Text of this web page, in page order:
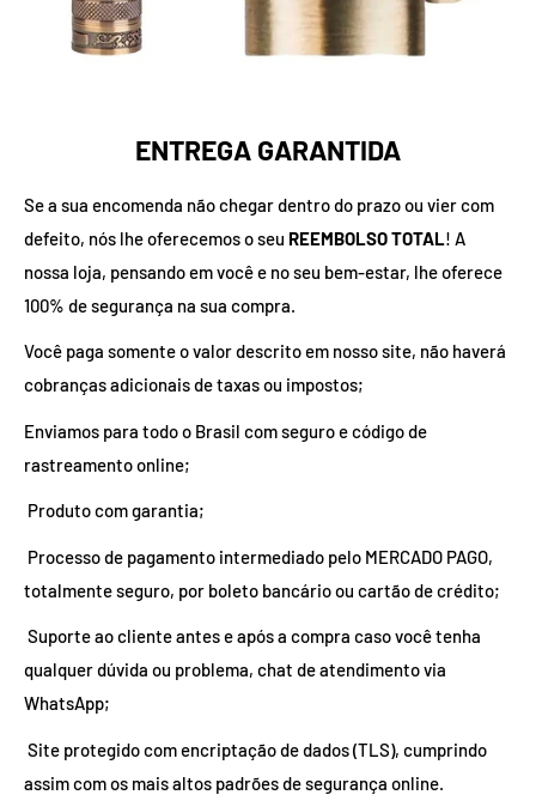
ENTREGA GARANTIDA
Se a sua encomenda não chegar dentro do prazo ou vier com
defeito, nós lhe oferecemos o seu REEMBOLSO TOTAL ! A
nossa loja, pensando em você e no seu bem-estar, lhe oferece
100% de segurança na sua compra.
Você paga somente o valor descrito em nosso site, não haverá
cobranças adicionais de taxas ou impostos;
Enviamos para todo o Brasil com seguro e código de
rastreamento online;
Produto com garantia;
Processo de pagamento intermediado pelo MERCADO PAGO,
totalmente seguro, por boleto bancário ou cartão de crédito;
Suporte ao cliente antes e após a compra caso você tenha
qualquer dúvida ou problema, chat de atendimento via
WhatsApp;
Site protegido com encriptação de dados (TLS), cumprindo
assim com os mais altos padrões de segurança online.